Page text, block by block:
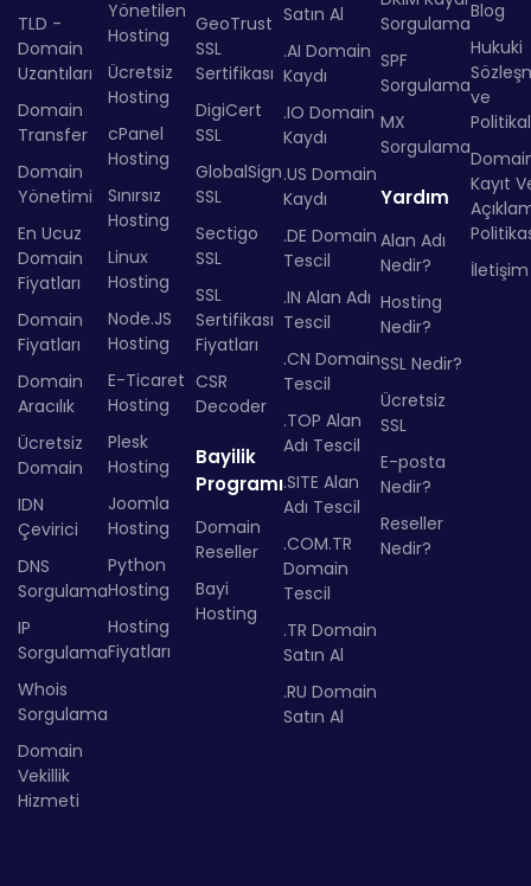
TLD -
Domain
Uzantıları
Domain
Transfer
Domain
Yönetimi
En Ucuz
Domain
Fiyatları
Domain
Fiyatları
Domain
Aracılık
Ücretsiz
Domain
IDN
Çevirici
DNS
Sorgulama
IP
Sorgulama
Whois
Sorgulama
Domain
Vekillik
Hizmeti
Yönetilen
Hosting
Ücretsiz
Hosting
cPanel
Hosting
Sınırsız
Hosting
Linux
Hosting
Node.JS
Hosting
E-Ticaret
Hosting
Plesk
Hosting
Joomla
Hosting
Python
Hosting
Hosting
Fiyatları
GeoTrust
SSL
Sertifikası
DigiCert
SSL
GlobalSign
SSL
Sectigo
SSL
SSL
Sertifikası
Fiyatları
CSR
Decoder
Bayilik
Programı
Domain
Reseller
Bayi
Hosting
Satın Al
.AI Domain
Kaydı
.IO Domain
Kaydı
.US Domain
Kaydı
.DE Domain
Tescil
.IN Alan Adı
Tescil
.CN Domain
Tescil
.TOP Alan
Adı Tescil
.SITE Alan
Adı Tescil
.COM.TR
Domain
Tescil
.TR Domain
Satın Al
.RU Domain
Satın Al
Sorgulama
SPF
Sorgulama
MX
Sorgulama
Yardım
Alan Adı
Nedir?
Hosting
Nedir?
SSL Nedir?
Ücretsiz
SSL
E-posta
Nedir?
Reseller
Nedir?
Blog
Hukuki
ve
Kayıt
İletişim